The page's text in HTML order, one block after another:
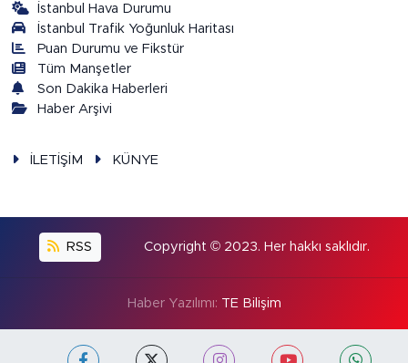
İstanbul Hava Durumu
İstanbul Trafik Yoğunluk Haritası
Puan Durumu ve Fikstür
Tüm Manşetler
Son Dakika Haberleri
Haber Arşivi
İLETİŞİM KÜNYE
RSS Copyright © 2023. Her hakkı saklıdır.
Haber Yazılımı: TE Bilişim